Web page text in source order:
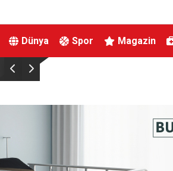
Dünya Spor Magazin
Yeni Parti Bursa Milletvekili Pala’dan Sağlık